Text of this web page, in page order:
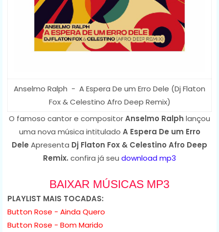
Anselmo Ralph - A Espera De um Erro Dele (Dj Flaton
Fox & Celestino Afro Deep Remix)
O famoso cantor e compositorAnselmo Ralph lançou
uma nova música intitulado A Espera De um Erro
Dele Apresenta Dj Flaton Fox & Celestino Afro Deep
Remix. confira já seu download mp3
BAIXAR MÚSICAS MP3
PLAYLIST MAIS TOCADAS:
Button Rose - Ainda Quero
Button Rose - Bom Marido